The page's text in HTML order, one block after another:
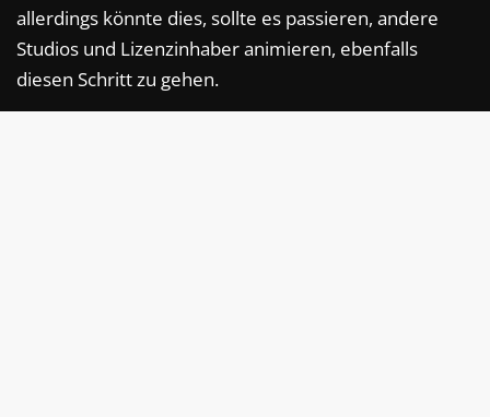
allerdings könnte dies, sollte es passieren, andere
Studios und Lizenzinhaber animieren, ebenfalls
diesen Schritt zu gehen.